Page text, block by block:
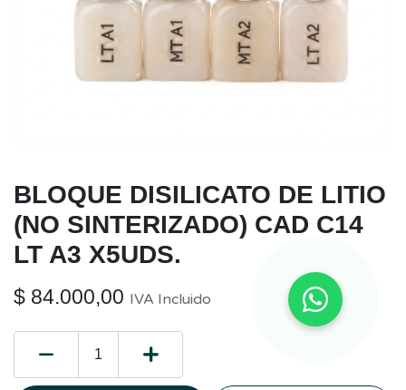
BLOQUE DISILICATO DE LITIO
(NO SINTERIZADO) CAD C14
LT A3 X5UDS.
$ 84.000,00 IVA Incluido